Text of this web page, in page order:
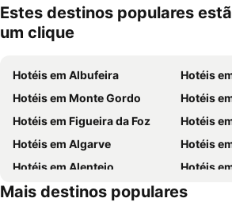
mento
Estes destinos populares
um clique
Hotéis em Albufeira
Hotéis
Hotéis em Monte Gordo
Hotéis
Hotéis em Figueira da Foz
Hotéis
Hotéis em Algarve
Hotéis
Hotéis em Alentejo
Hotéis
Hotéis em Madeira
Hotéis
Mais destinos populares